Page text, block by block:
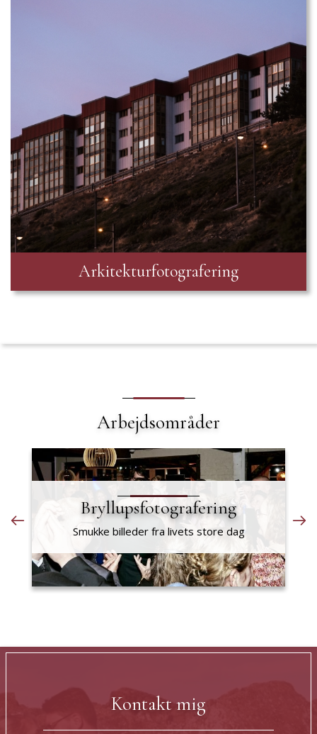
Arkitekturfotografering
Arbejdsområder
Bryllupsfotografering
Smukke billeder fra livets store dag
Kontakt mig